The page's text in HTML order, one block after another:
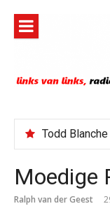
inhoud
Moedige
Ralph van der Geest